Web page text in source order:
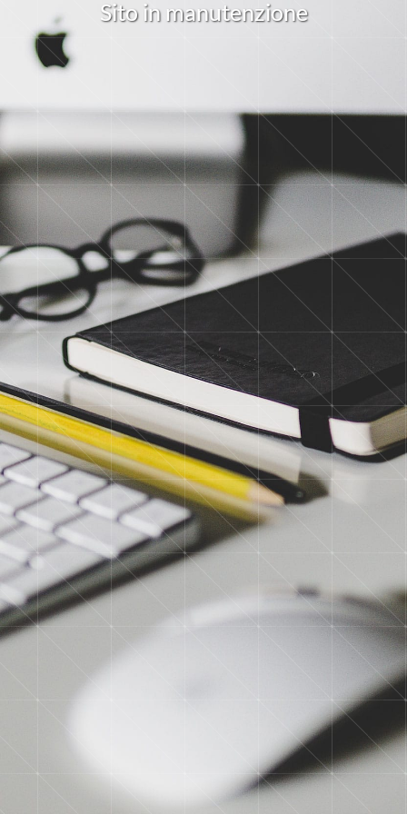
Sito in manutenzione